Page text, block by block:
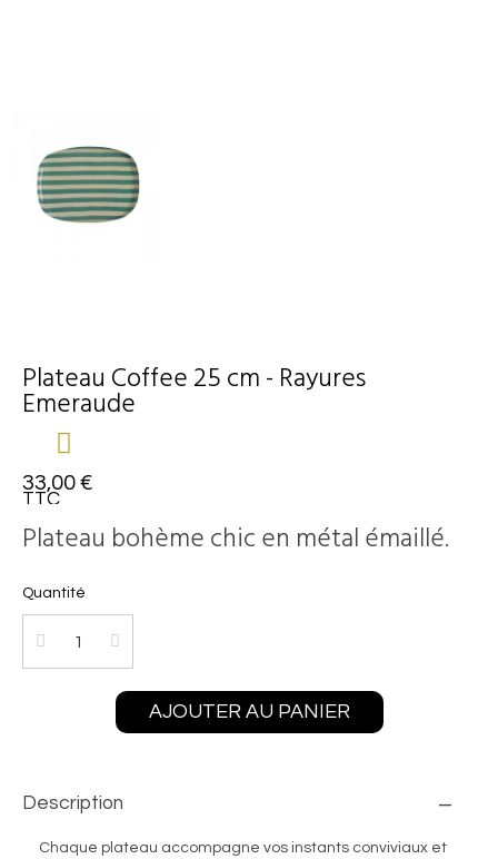
Plateau Coffee 25 cm - Rayures
Emeraude
33,00 €
TTC
Plateau bohème chic en métal émaillé.
Quantité
AJOUTER AU PANIER
Description
Chaque plateau accompagne vos instants conviviaux et